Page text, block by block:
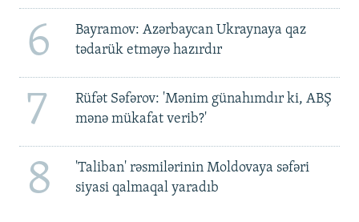
6
Bayramov: Azərbaycan Ukraynaya qaz
tədarük etməyə hazırdır
7
Rüfət Səfərov: 'Mənim günahımdır ki, ABŞ
mənə mükafat verib?'
8
'Taliban' rəsmilərinin Moldovaya səfəri
siyasi qalmaqal yaradıb